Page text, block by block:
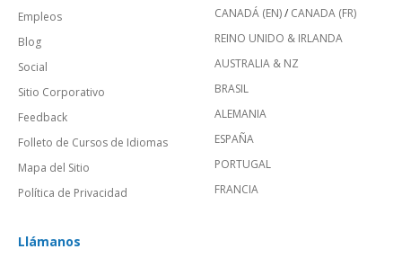
Empleos
Blog
Social
Sitio Corporativo
Feedback
Folleto de Cursos de Idiomas
Mapa del Sitio
Política de Privacidad
CANADÁ (EN)/ CANADA (FR)
REINO UNIDO & IRLANDA
AUSTRALIA & NZ
BRASIL
ALEMANIA
ESPAÑA
PORTUGAL
FRANCIA
Llámanos